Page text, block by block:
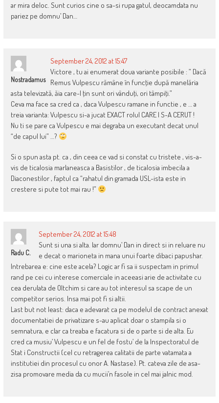
ar mira deloc. Sunt curios cine o sa-si rupa gatul, deocamdata nu
pariez pe domnu’ Dan…
Nostradamus
September 24, 2012 at 15:47
Victore , tu ai enumerat doua variante posibile : ” Dacă
Remus Vulpescu rămâne în funcţie după manelăria
asta televizată, ăia care-l ţin sunt ori vânduţi, ori tâmpiţi.”
Ceva ma face sa cred ca , daca Vulpescu ramane in functie , e … a
treia varianta: Vulpescu si-a jucat EXACT rolul CARE I S-A CERUT !
Nu ti se pare ca Vulpescu e mai degraba un executant decat unul
“de capul lui” …?
Si o spun asta pt. ca , din ceea ce vad si constat cu tristete , vis-a-
vis de ticalosia marlaneasca a Basistilor , de ticalosia imbecila a
Diaconestilor , faptul ca “rahatul din gramada USL-ista este in
crestere si pute tot mai rau !”
Radu C.
September 24, 2012 at 15:48
Sunt si una si alta. Iar domnu’ Dan in direct si in reluare nu
e decat o marioneta in mana unui foarte dibaci papushar.
Intrebarea e: cine este acela? Logic ar fi sa ii suspectam in primul
rand pe cei cu interese comerciale in aceeasi arie de activitate cu
cea derulata de Oltchim si care au tot interesul sa scape de un
competitor serios. Insa mai pot fi si altii.
Last but not least: daca e adevarat ca pe modelul de contract anexat
documentatiei de privatizare s-au aplicat doar o stampila si o
semnatura, e clar ca treaba e facatura si de o parte si de alta. Eu
cred ca musiu’ Vulpescu e un fel de fostu’ de la Inspectoratul de
Stat i Constructii (cel cu retragerea calitatii de parte vatamata a
institutiei din procesul cu onor A. Nastase). Pt. cateva zile de asa-
zisa promovare media da cu mucii’n fasole in cel mai jalnic mod.